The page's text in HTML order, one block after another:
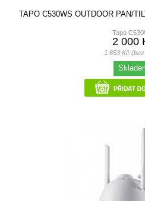
TAPO C530WS OUTDOOR PAN/
Tapo
2 000
1 653 Kč